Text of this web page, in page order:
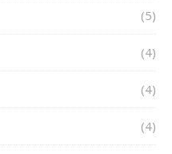
(5)
(4)
(4)
(4)